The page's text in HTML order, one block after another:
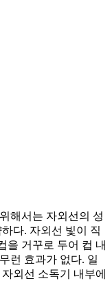
해서는 자외선의 성
다. 자외선 빛이 직
을 거꾸로 두어 컵 내
런 효과가 없다. 일
외선 소독기 내부에